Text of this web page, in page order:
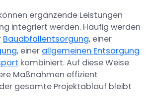
ergänzende Leistungen
integriert werden. Häufig werden
Bauabfallentsorgung, einer
, einer allgemeinen Entsorgung
kombiniert. Auf diese Weise
Maßnahmen effizient
gesamte Projektablauf bleibt